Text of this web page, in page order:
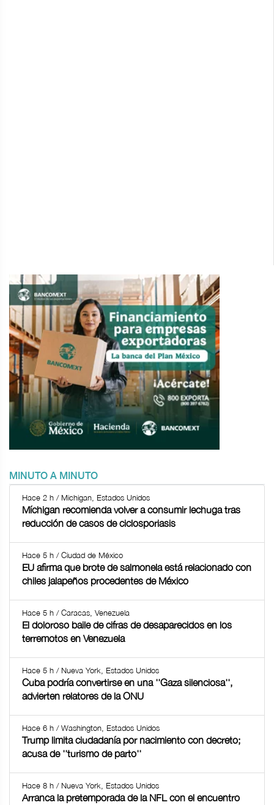
MINUTO A MINUTO
Hace 2 h / Michigan, Estados Unidos
Míchigan recomienda volver a consumir lechuga tras
reducción de casos de ciclosporiasis
Hace 5 h / Ciudad de México
EU afirma que brote de salmonela está relacionado con
chiles jalapeños procedentes de México
Hace 5 h / Caracas, Venezuela
El doloroso baile de cifras de desaparecidos en los
terremotos en Venezuela
Hace 5 h / Nueva York, Estados Unidos
Cuba podría convertirse en una ''Gaza silenciosa'',
advierten relatores de la ONU
Hace 6 h / Washington, Estados Unidos
Trump limita ciudadanía por nacimiento con decreto;
acusa de ''turismo de parto''
Hace 8 h / Nueva York, Estados Unidos
Arranca la pretemporada de la NFL con el encuentro